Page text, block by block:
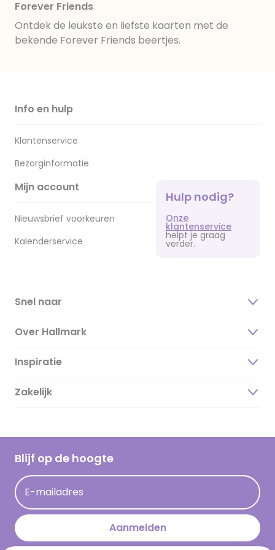
Forever Friends
Ontdek de leukste en liefste kaarten met de
bekende Forever Friends beertjes.
Info en hulp
Klantenservice
Bezorginformatie
Mijn account
Nieuwsbrief voorkeuren
Kalenderservice
Hulp nodig?
Onze
klantenservice
helpt je graag
verder.
Snel naar
Over Hallmark
Over ons
Duurzaamheid
Hallmark Kaartclub
Acties
Persberichten
Hallmark en Kinderpostzegels
Inspiratie
Magazine
Cadeau inspiratie
Kaartinspiratie
Zakelijk
Blijf op de hoogte
E-mailadres
Aanmelden